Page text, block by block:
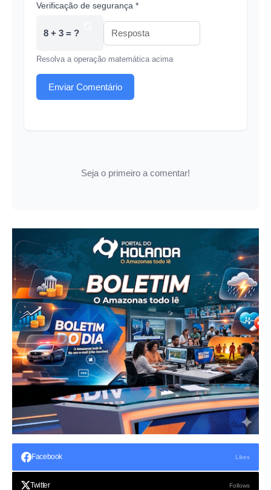
Verificação de segurança *
8 + 3 = ?
Resolva a operação matemática acima
Enviar Comentário
Seja o primeiro a comentar!
Facebook Likes
Twitter Follows